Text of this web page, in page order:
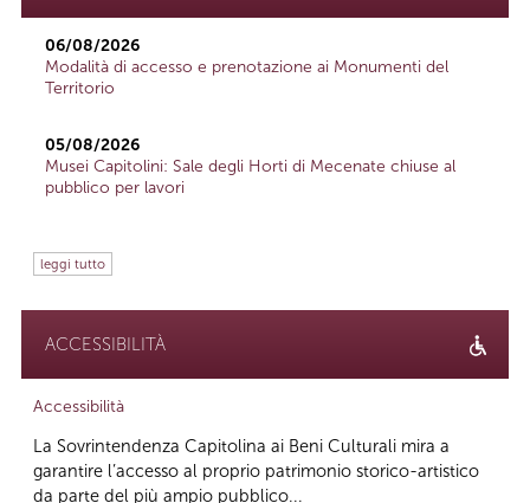
06/08/2026
Modalità di accesso e prenotazione ai Monumenti del
Territorio
05/08/2026
Musei Capitolini: Sale degli Horti di Mecenate chiuse al
pubblico per lavori
leggi tutto
ACCESSIBILITÀ
Accessibilità
La Sovrintendenza Capitolina ai Beni Culturali mira a
garantire l’accesso al proprio patrimonio storico-artistico
da parte del più ampio pubblico...